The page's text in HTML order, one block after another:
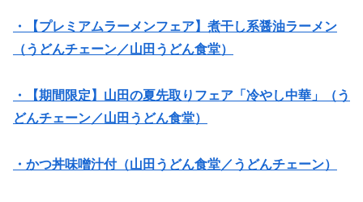
・【プレミアムラーメンフェア】煮干し系醤油ラーメン
（うどんチェーン／山田うどん食堂）
・【期間限定】山田の夏先取りフェア「冷やし中華」（う
どんチェーン／山田うどん食堂）
・かつ丼味噌汁付（山田うどん食堂／うどんチェーン）